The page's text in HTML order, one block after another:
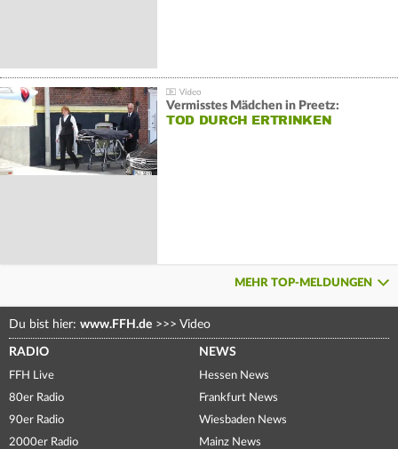
Vermisstes Mädchen in Preetz:
TOD DURCH ERTRINKEN
MEHR TOP-MELDUNGEN
Du bist hier: www.FFH.de >>> Video
RADIO
FFH Live
80er Radio
90er Radio
2000er Radio
NEWS
Hessen News
Frankfurt News
Wiesbaden News
Mainz News